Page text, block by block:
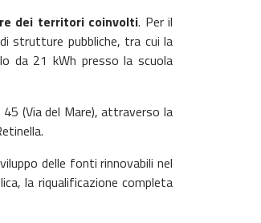
dei territori coinvolti. Per il
strutture pubbliche, tra cui la
da 21 kWh presso la scuola
(Via del Mare), attraverso la
delle fonti rinnovabili nel
la riqualificazione completa